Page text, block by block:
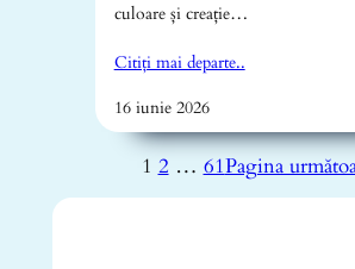
culoare și creație…
Citiți mai departe..
16 iunie 2026
1 2 … 61Pagina